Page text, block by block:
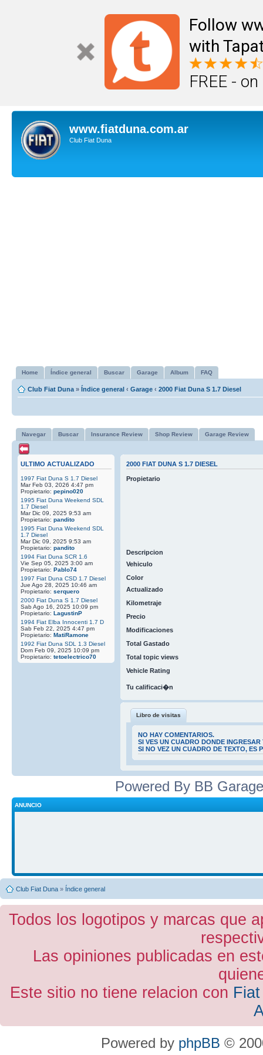
Follow
with
FREE -
www.fiatduna.com.ar
Club Fiat Duna
Home Índice general Buscar Garage Album FAQ
Club Fiat Duna » Índice general ‹ Garage ‹ 2000 Fiat Duna S 1.7 Diesel
Navegar Buscar Insurance Review Shop Review Garage Review
ULTIMO ACTUALIZADO
1997 Fiat Duna S 1.7 Diesel
Mar Feb 03, 2026 4:47 pm
Propietario: pepino020
1995 Fiat Duna Weekend SDL
1.7 Diesel
Mar Dic 09, 2025 9:53 am
Propietario: pandito
1995 Fiat Duna Weekend SDL
1.7 Diesel
Mar Dic 09, 2025 9:53 am
Propietario: pandito
1994 Fiat Duna SCR 1.6
Vie Sep 05, 2025 3:00 am
Propietario: Pablo74
1997 Fiat Duna CSD 1.7 Diesel
Jue Ago 28, 2025 10:46 am
Propietario: serquero
2000 Fiat Duna S 1.7 Diesel
Sab Ago 16, 2025 10:09 pm
Propietario: LagustinP
1994 Fiat Elba Innocenti 1.7 D
Sab Feb 22, 2025 4:47 pm
Propietario: MatiRamone
1992 Fiat Duna SDL 1.3 Diesel
Dom Feb 09, 2025 10:09 pm
Propietario: tetoelectrico70
2000 FIAT DUNA S 1.7 DIESEL
Propietario
Descripcion
Vehiculo
Color
Actualizado
Kilometraje
Precio
Modificaciones
Total Gastado
Total topic views
Vehicle Rating
Tu calificaci�n
Libro de visitas
NO HAY COMENTARIOS.
SI VES UN CUADRO DONDE
SI NO VEZ UN CUADRO DE TEXTO, ES
Powered By BB
ANUNCIO
Club Fiat Duna » Índice general
Todos los logotipos y marcas que
Las opiniones publicadas en
Este sitio no tiene relacion con
Powered by phpBB ©